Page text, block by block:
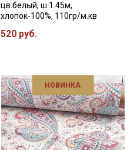
цв.белый, ш.1.45м,
хлопок-100%, 110гр/м.кв
520 руб.
НОВИНКА